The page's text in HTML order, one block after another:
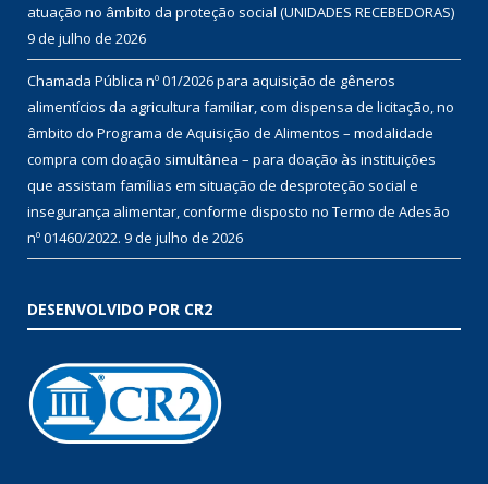
atuação no âmbito da proteção social (UNIDADES RECEBEDORAS)
9 de julho de 2026
Chamada Pública nº 01/2026 para aquisição de gêneros
alimentícios da agricultura familiar, com dispensa de licitação, no
âmbito do Programa de Aquisição de Alimentos – modalidade
compra com doação simultânea – para doação às instituições
que assistam famílias em situação de desproteção social e
insegurança alimentar, conforme disposto no Termo de Adesão
nº 01460/2022. 9 de julho de 2026
DESENVOLVIDO POR CR2